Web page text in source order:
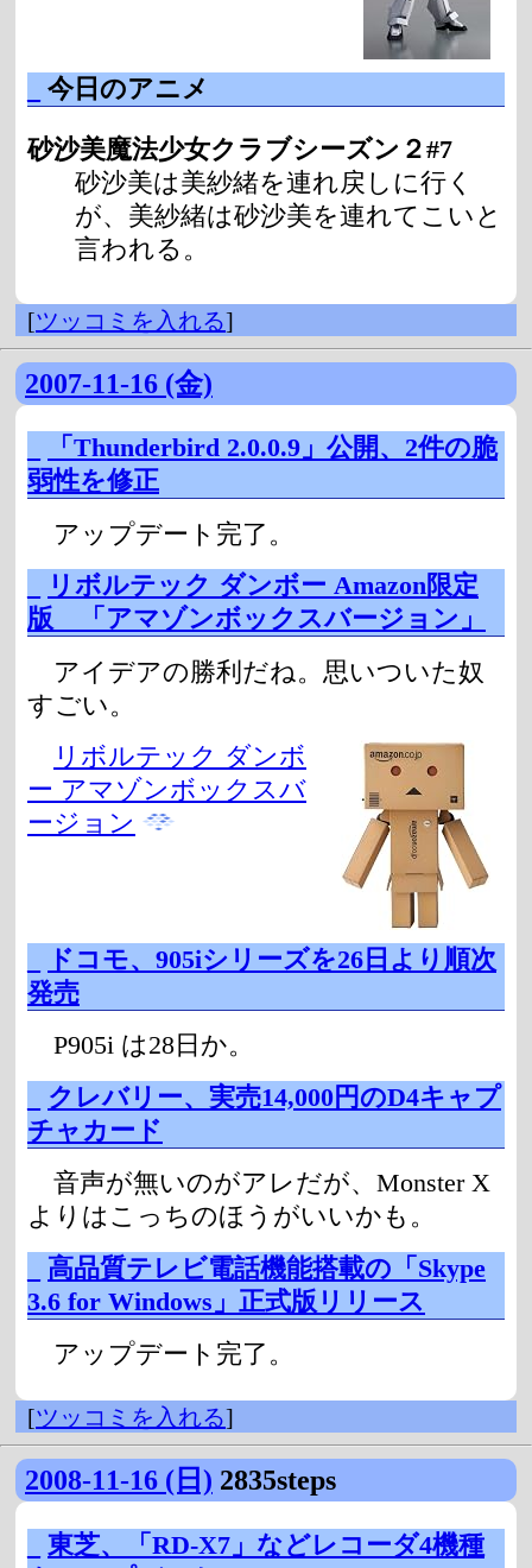
今日のアニメ
砂沙美魔法少女クラブシーズン２#7
砂沙美は美紗緒を連れ戻しに行く
が、美紗緒は砂沙美を連れてこいと
言われる。
[ツッコミを入れる]
2007-11-16 (金)
「Thunderbird 2.0.0.9」公開、2件の脆
弱性を修正
アップデート完了。
リボルテック ダンボー Amazon限定
版 「アマゾンボックスバージョン」
アイデアの勝利だね。思いついた奴
すごい。
リボルテック ダンボ
ー アマゾンボックスバ
ージョン
ドコモ、905iシリーズを26日より順次
発売
P905i は28日か。
クレバリー、実売14,000円のD4キャプ
チャカード
音声が無いのがアレだが、Monster X
よりはこっちのほうがいいかも。
高品質テレビ電話機能搭載の「Skype
3.6 for Windows」正式版リリース
アップデート完了。
[ツッコミを入れる]
2008-11-16 (日) 2835steps
東芝、「RD-X7」などレコーダ4機種